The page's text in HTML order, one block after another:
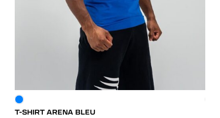
T-SHIRT ARENA BLEU